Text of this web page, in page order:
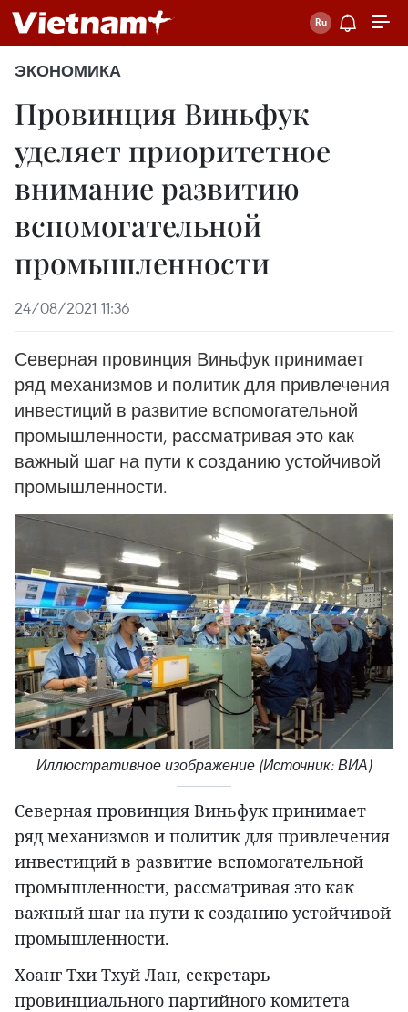
ЭКОНОМИКА
Провинция Виньфук
уделяет приоритетное
внимание развитию
вспомогательной
промышленности
24/08/2021 11:36
Северная провинция Виньфук принимает
ряд механизмов и политик для привлечения
инвестиций в развитие вспомогательной
промышленности, рассматривая это как
важный шаг на пути к созданию устойчивой
промышленности.
Иллюстративное изображение (Источник: ВИА)
Северная провинция Виньфук принимает
ряд механизмов и политик для привлечения
инвестиций в развитие вспомогательной
промышленности, рассматривая это как
важный шаг на пути к созданию устойчивой
промышленности.
Хоанг Тхи Тхуй Лан, секретарь
провинциального партийного комитета